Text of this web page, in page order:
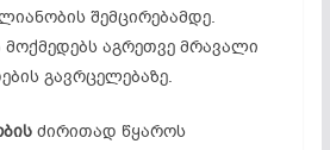
შემცირებამდე.
მოქმედებს აგრეთვე მრავალი
გავრცელებაზე.
ძირითად წყაროს